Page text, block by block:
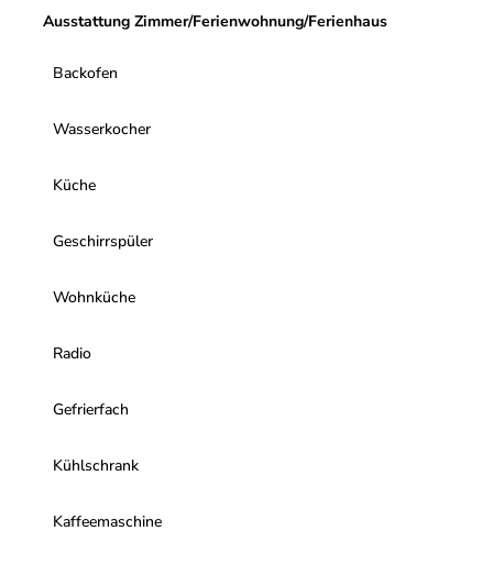
Ausstattung Zimmer/Ferienwohnung/Ferienhaus
Backofen
Wasserkocher
Küche
Geschirrspüler
Wohnküche
Radio
Gefrierfach
Kühlschrank
Kaffeemaschine